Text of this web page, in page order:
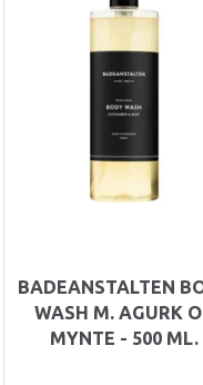
BADEANSTALTEN
WASH M. AGURK
MYNTE - 500 ML.